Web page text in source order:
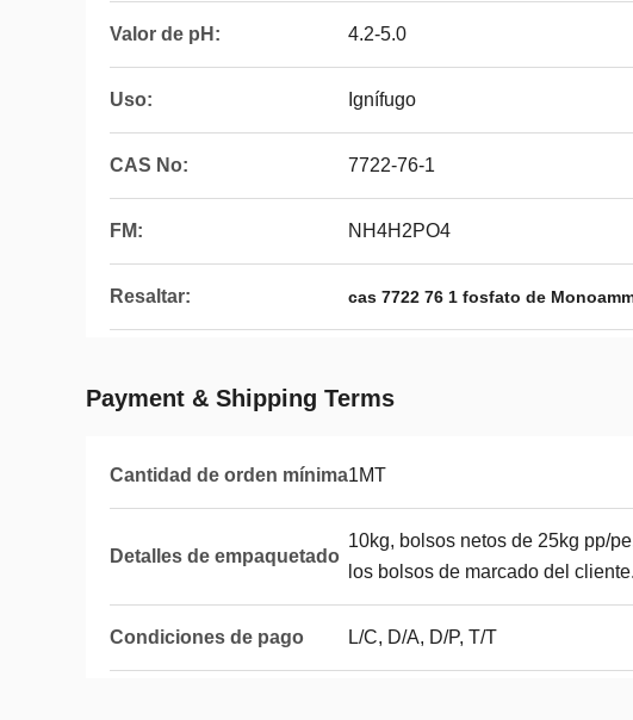
Valor de pH: 4.2-5.0
Uso: Ignífugo
CAS No: 7722-76-1
FM: NH4H2PO4
Resaltar: cas 7722 76 1 fosfato de
Payment & Shipping Terms
Cantidad de orden mínima1MT
Detalles de empaquetado
10kg, bolsos netos de 25kg pp/
los bolsos de marcado del cliente.
Condiciones de pago L/C, D/A, D/P, T/T